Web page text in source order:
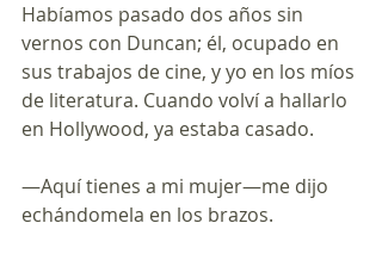
Habíamos pasado dos años sin
vernos con Duncan; él, ocupado en
sus trabajos de cine, y yo en los míos
de literatura. Cuando volví a hallarlo
en Hollywood, ya estaba casado.
—Aquí tienes a mi mujer—me dijo
echándomela en los brazos.